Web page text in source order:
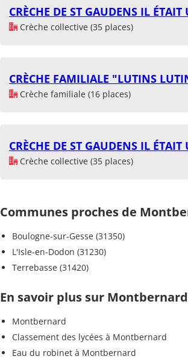
CRÈCHE DE ST GAUDENS IL ÉTAIT
Crèche collective (35 places)
CRÈCHE FAMILIALE "LUTINS
Crèche familiale (16 places)
CRÈCHE DE ST GAUDENS IL ÉTAIT
Crèche collective (35 places)
Communes proches de
Boulogne-sur-Gesse (31350)
L'Isle-en-Dodon (31230)
Terrebasse (31420)
En savoir plus sur Montbernard
Montbernard
Classement des lycées à Montbernard
Eau du robinet à Montbernard